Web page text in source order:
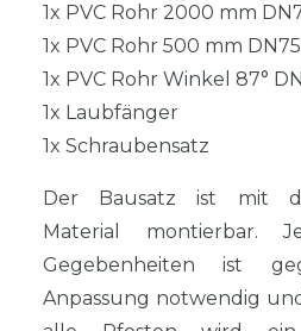
1x PVC Rohr 2000 mm
1x PVC Rohr 500 mm DN75
1x PVC Rohr Winkel 87°
1x Laubfänger
1x Schraubensatz
Der Bausatz ist mit
Material montierbar.
Gegebenheiten ist
Anpassung notwendig